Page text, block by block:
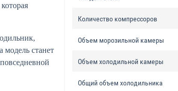
модель станет
Количество компрессоров
Объем морозильной камеры
Объем холодильной камеры
Общий объем холодильника